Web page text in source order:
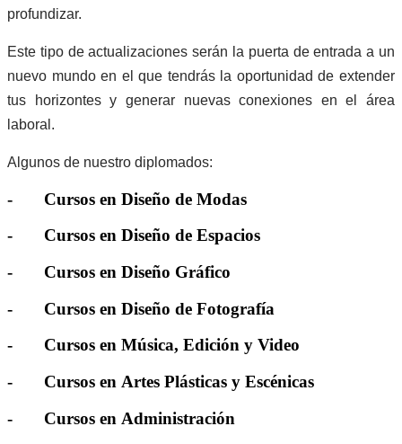
profundizar.
Este tipo de actualizaciones serán la puerta de entrada a un
nuevo mundo en el que tendrás la oportunidad de extender
tus horizontes y generar nuevas conexiones en el área
laboral.
Algunos de nuestro diplomados:
- Cursos en Diseño de Modas
- Cursos en Diseño de Espacios
- Cursos en Diseño Gráfico
- Cursos en Diseño de Fotografía
- Cursos en Música, Edición y Video
- Cursos en Artes Plásticas y Escénicas
- Cursos en Administración